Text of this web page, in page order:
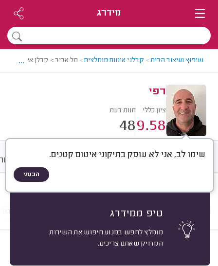
מידרג
שיפוץ ועיצוב הבית> קבלני איטום מומלצים> תל אביב > קבלן איטום
...
רפי
ציון כללי
9.58
חוות דעת
48
שימו לב, אני לא עוסק בתיקוני איטום קטנים.
הבנתי
טיפ ממידרג
מומלץ לחפש במנוע חיפוש את השירות
המדויק שאתם צריכים.
חוות דעת ממוצע גלריה
מקום איטום
יניב אוזמן, רחובות.